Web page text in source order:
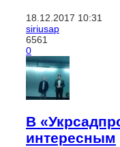
18.12.2017 10:31
siriusap
6561
0
В
интересным